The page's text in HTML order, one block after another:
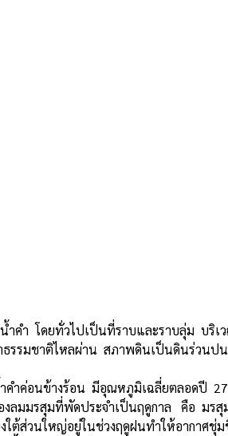
ำคำ โดยทั่วไปเป็นที่ราบและราบลุ่ม บ
รรมชาติไหลผ่าน สภาพดินเป็นดินร่วนป
คำค่อนข้างร้อน มีอุณหภูมิเฉลี่ยตลอดปี
มมรสุมที่พัดประจำเป็นฤดูกาล คือ มรสุม
ใต้ส่วนใหญ่อยู่ในช่วงฤดูฝนทำให้อากาศชุ่